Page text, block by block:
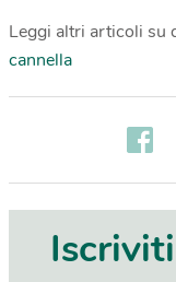
Leggi altri articoli su
cannella